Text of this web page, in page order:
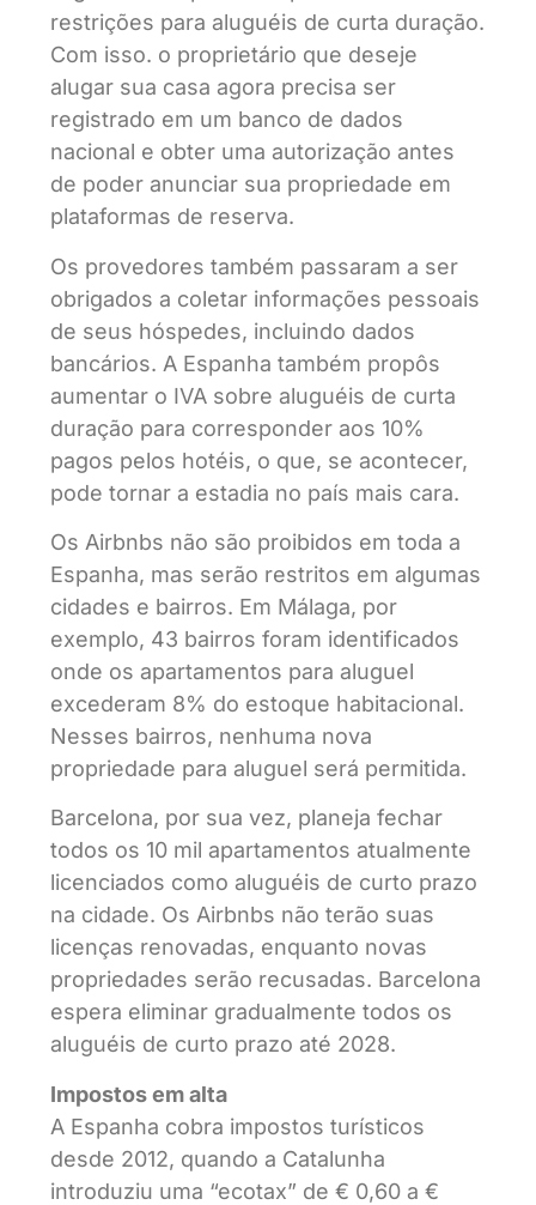
restrições para aluguéis de curta duração.
Com isso. o proprietário que deseje
alugar sua casa agora precisa ser
registrado em um banco de dados
nacional e obter uma autorização antes
de poder anunciar sua propriedade em
plataformas de reserva.
Os provedores também passaram a ser
obrigados a coletar informações pessoais
de seus hóspedes, incluindo dados
bancários. A Espanha também propôs
aumentar o IVA sobre aluguéis de curta
duração para corresponder aos 10%
pagos pelos hotéis, o que, se acontecer,
pode tornar a estadia no país mais cara.
Os Airbnbs não são proibidos em toda a
Espanha, mas serão restritos em algumas
cidades e bairros. Em Málaga, por
exemplo, 43 bairros foram identificados
onde os apartamentos para aluguel
excederam 8% do estoque habitacional.
Nesses bairros, nenhuma nova
propriedade para aluguel será permitida.
Barcelona, por sua vez, planeja fechar
todos os 10 mil apartamentos atualmente
licenciados como aluguéis de curto prazo
na cidade. Os Airbnbs não terão suas
licenças renovadas, enquanto novas
propriedades serão recusadas. Barcelona
espera eliminar gradualmente todos os
aluguéis de curto prazo até 2028.
Impostos em alta
A Espanha cobra impostos turísticos
desde 2012, quando a Catalunha
introduziu uma “ecotax” de € 0,60 a €